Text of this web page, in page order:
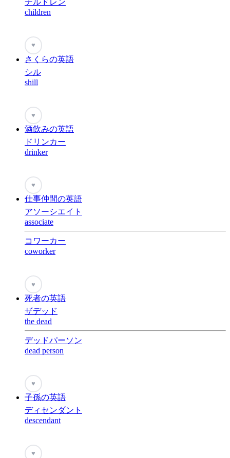
チルドレン
children
♥
さくらの英語
シル
shill
♥
酒飲みの英語
ドリンカー
drinker
♥
仕事仲間の英語
アソーシエイト
associate
コワーカー
coworker
♥
死者の英語
ザデッド
the dead
デッドパーソン
dead person
♥
子孫の英語
ディセンダント
descendant
♥